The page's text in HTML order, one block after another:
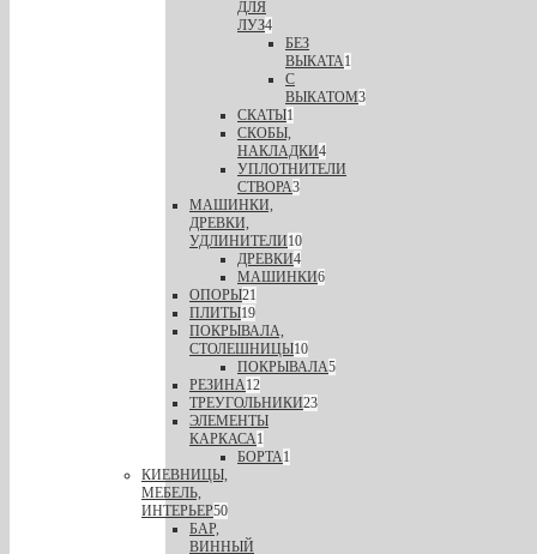
ДЛЯ
ЛУЗ4
БЕЗ
ВЫКАТА1
С
ВЫКАТОМ3
СКАТЫ1
СКОБЫ,
НАКЛАДКИ4
УПЛОТНИТЕЛИ
СТВОРА3
МАШИНКИ,
ДРЕВКИ,
УДЛИНИТЕЛИ10
ДРЕВКИ4
МАШИНКИ6
ОПОРЫ21
ПЛИТЫ19
ПОКРЫВАЛА,
СТОЛЕШНИЦЫ10
ПОКРЫВАЛА5
РЕЗИНА12
ТРЕУГОЛЬНИКИ23
ЭЛЕМЕНТЫ
КАРКАСА1
БОРТА1
КИЕВНИЦЫ,
МЕБЕЛЬ,
ИНТЕРЬЕР50
БАР,
ВИННЫЙ